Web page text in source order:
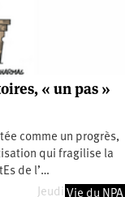
« un pas »
comme un progrès,
qui fragilise la
de l’…
Jeudi 7 mai 2026
Vie du NPA